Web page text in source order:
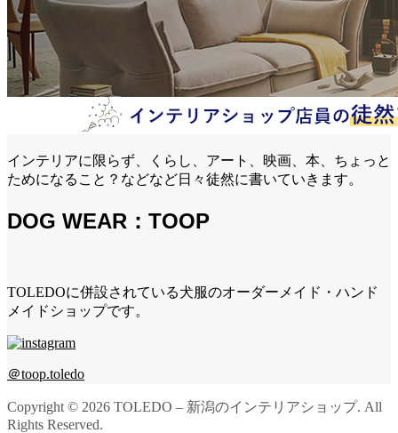
インテリアに限らず、くらし、アート、映画、本、ちょっと
ためになること？などなど日々徒然に書いていきます。
DOG WEAR：TOOP
TOLEDOに併設されている犬服のオーダーメイド・ハンド
メイドショップです。
＠toop.toledo
Copyright © 2026 TOLEDO – 新潟のインテリアショップ. All
Rights Reserved.